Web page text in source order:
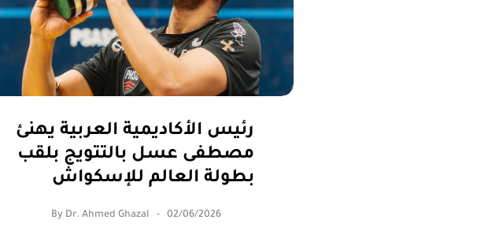
رئيس الأكاديمية العربية يهنئ
مصطفى عسل بالتتويج بلقب
بطولة العالم للإسكواش
By Dr. Ahmed Ghazal 02/06/2026